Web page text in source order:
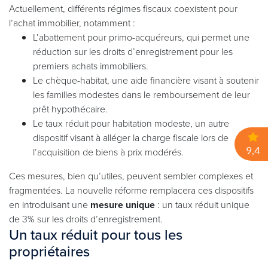
Actuellement, différents régimes fiscaux coexistent pour
l’achat immobilier, notamment :
L’abattement pour primo-acquéreurs, qui permet une
réduction sur les droits d’enregistrement pour les
premiers achats immobiliers.
Le chèque-habitat, une aide financière visant à soutenir
les familles modestes dans le remboursement de leur
prêt hypothécaire.
Le taux réduit pour habitation modeste, un autre
dispositif visant à alléger la charge fiscale lors de
l’acquisition de biens à prix modérés.
Ces mesures, bien qu’utiles, peuvent sembler complexes et
fragmentées. La nouvelle réforme remplacera ces dispositifs
en introduisant une mesure unique : un taux réduit unique
de 3% sur les droits d’enregistrement.
Un taux réduit pour tous les
propriétaires